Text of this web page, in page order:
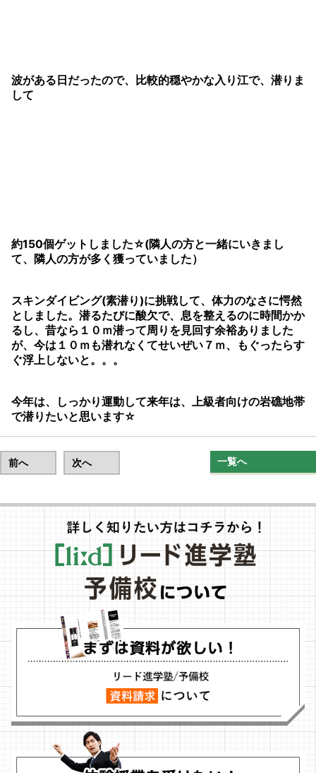
波がある日だったので、比較的穏やかな入り江で、潜りま
して
約150個ゲットしました☆(隣人の方と一緒にいきまし
て、隣人の方が多く獲っていました）
スキンダイビング(素潜り)に挑戦して、体力のなさに愕然
としました。潜るたびに酸欠で、息を整えるのに時間かか
るし、昔なら１０ｍ潜って周りを見回す余裕ありました
が、今は１０ｍも潜れなくてせいぜい７ｍ、もぐったらす
ぐ浮上しないと。。。
今年は、しっかり運動して来年は、上級者向けの岩礁地帯
で潜りたいと思います☆
前へ 次へ 一覧へ